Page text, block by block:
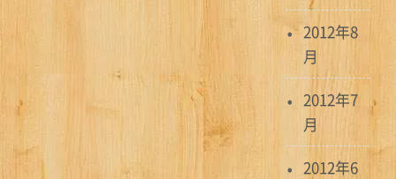
2012年8
月
2012年7
月
2012年6